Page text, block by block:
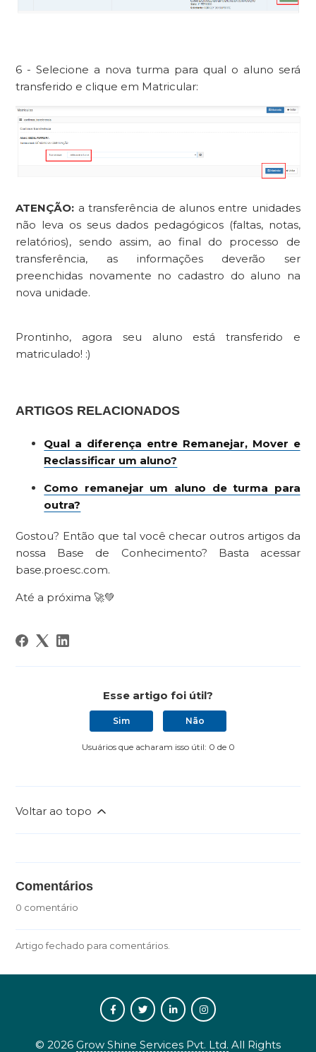
6 - Selecione a nova turma para qual o aluno será
transferido e clique em Matricular:
ATENÇÃO: a transferência de alunos entre unidades
não leva os seus dados pedagógicos (faltas, notas,
relatórios), sendo assim, ao final do processo de
transferência, as informações deverão ser
preenchidas novamente no cadastro do aluno na
nova unidade.
Prontinho, agora seu aluno está transferido e
matriculado! :)
ARTIGOS RELACIONADOS
Qual a diferença entre Remanejar, Mover e
Reclassificar um aluno?
Como remanejar um aluno de turma para
outra?
Gostou? Então que tal você checar outros artigos da
nossa Base de Conhecimento? Basta acessar
base.proesc.com.
Até a próxima 🚀💚
Esse artigo foi útil?
Sim Não
Usuários que acharam isso útil: 0 de 0
Voltar ao topo
Comentários
0 comentário
Artigo fechado para comentários.
© 2026 Grow Shine Services Pvt. Ltd. All Rights